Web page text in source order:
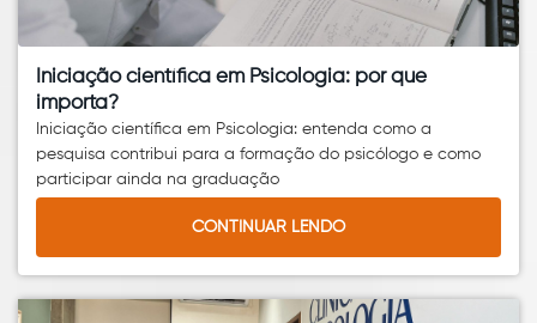
Iniciação científica em Psicologia: por que
importa?
Iniciação científica em Psicologia: entenda como a
pesquisa contribui para a formação do psicólogo e como
participar ainda na graduação
CONTINUAR LENDO